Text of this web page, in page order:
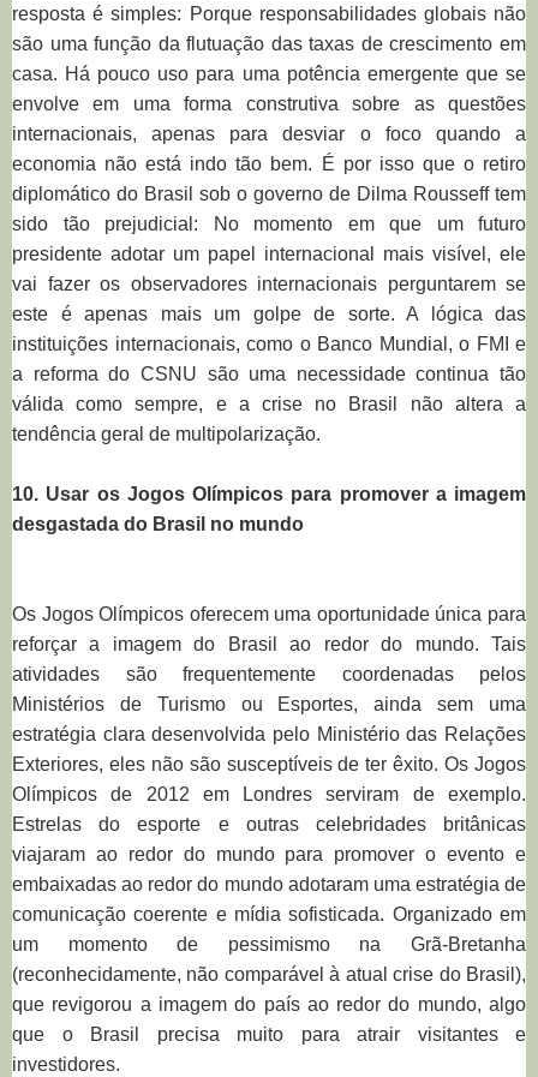
resposta é simples: Porque responsabilidades globais não
são uma função da flutuação das taxas de crescimento em
casa. Há pouco uso para uma potência emergente que se
envolve em uma forma construtiva sobre as questões
internacionais, apenas para desviar o foco quando a
economia não está indo tão bem. É por isso que o retiro
diplomático do Brasil sob o governo de Dilma Rousseff tem
sido tão prejudicial: No momento em que um futuro
presidente adotar um papel internacional mais visível, ele
vai fazer os observadores internacionais perguntarem se
este é apenas mais um golpe de sorte. A lógica das
instituições internacionais, como o Banco Mundial, o FMI e
a reforma do CSNU são uma necessidade continua tão
válida como sempre, e a crise no Brasil não altera a
tendência geral de multipolarização.
10. Usar os Jogos Olímpicos para promover a imagem
desgastada do Brasil no mundo
Os Jogos Olímpicos oferecem uma oportunidade única para
reforçar a imagem do Brasil ao redor do mundo. Tais
atividades são frequentemente coordenadas pelos
Ministérios de Turismo ou Esportes, ainda sem uma
estratégia clara desenvolvida pelo Ministério das Relações
Exteriores, eles não são susceptíveis de ter êxito. Os Jogos
Olímpicos de 2012 em Londres serviram de exemplo.
Estrelas do esporte e outras celebridades britânicas
viajaram ao redor do mundo para promover o evento e
embaixadas ao redor do mundo adotaram uma estratégia de
comunicação coerente e mídia sofisticada. Organizado em
um momento de pessimismo na Grã-Bretanha
(reconhecidamente, não comparável à atual crise do Brasil),
que revigorou a imagem do país ao redor do mundo, algo
que o Brasil precisa muito para atrair visitantes e
investidores.